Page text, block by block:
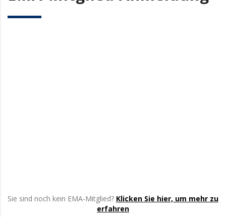
Sie sind noch kein EMA-Mitglied? Klicken Sie hier, um mehr zu
erfahren